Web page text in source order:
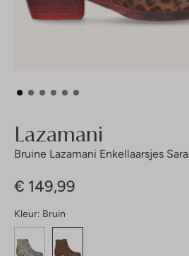
Lazamani
Bruine Lazamani Enkellaarsjes Sara
€ 149,99
Kleur: Bruin